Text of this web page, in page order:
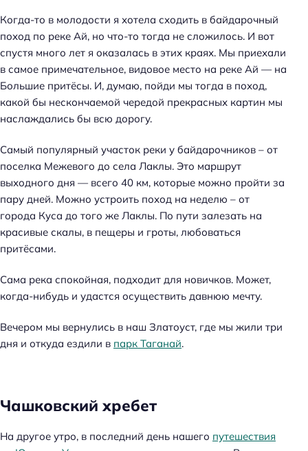
Когда-то в молодости я хотела сходить в байдарочный
поход по реке Ай, но что-то тогда не сложилось. И вот
спустя много лет я оказалась в этих краях. Мы приехали
в самое примечательное, видовое место на реке Ай — на
Большие притёсы. И, думаю, пойди мы тогда в поход,
какой бы нескончаемой чередой прекрасных картин мы
наслаждались бы всю дорогу.
Самый популярный участок реки у байдарочников – от
поселка Межевого до села Лаклы. Это маршрут
выходного дня — всего 40 км, которые можно пройти за
пару дней. Можно устроить поход на неделю – от
города Куса до того же Лаклы. По пути залезать на
красивые скалы, в пещеры и гроты, любоваться
притёсами.
Сама река спокойная, подходит для новичков. Может,
когда-нибудь и удастся осуществить давнюю мечту.
Вечером мы вернулись в наш Златоуст, где мы жили три
дня и откуда ездили в парк Таганай.
Чашковский хребет
На другое утро, в последний день нашего путешествия